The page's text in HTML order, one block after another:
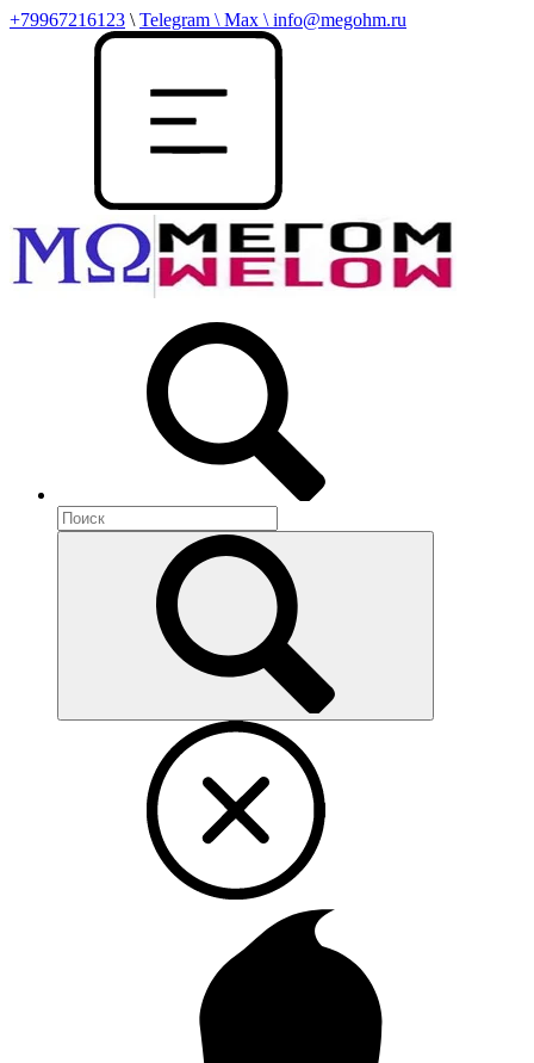
+79967216123 \ Telegram \ Max \ info@megohm.ru